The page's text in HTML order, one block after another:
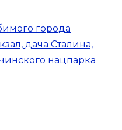
города
дача Сталина,
нацпарка